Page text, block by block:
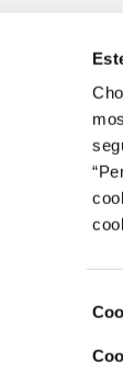
de
al Consumidor: